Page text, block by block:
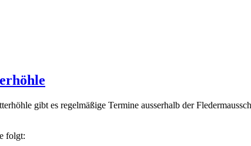
gibt es regelmäßige Termine ausserhalb der
folgt: